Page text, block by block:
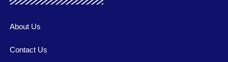
About Us
Contact Us